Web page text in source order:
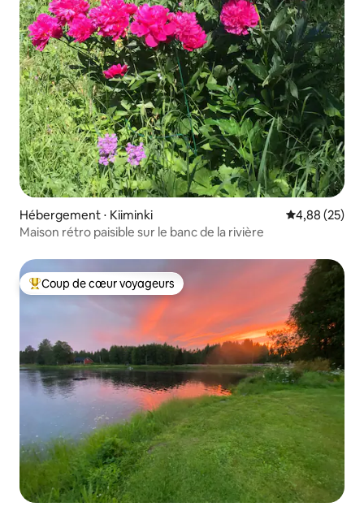
Hébergement ⋅ Kiiminki Évaluation
4,88 (25)
Maison rétro paisible sur le banc de la rivière
Coups de cœur voyageurs les plus appréciés
Coup de cœur voyageurs